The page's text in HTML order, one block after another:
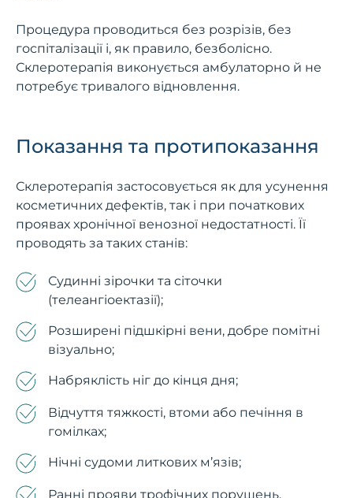
Процедура проводиться без розрізів, без
госпіталізації і, як правило, безболісно.
Склеротерапія виконується амбулаторно й не
потребує тривалого відновлення.
Показання та протипоказання
Склеротерапія застосовується як для усунення
косметичних дефектів, так і при початкових
проявах хронічної венозної недостатності. Її
проводять за таких станів:
Судинні зірочки та сіточки
(телеангіоектазії);
Розширені підшкірні вени, добре помітні
візуально;
Набряклість ніг до кінця дня;
Відчуття тяжкості, втоми або печіння в
гомілках;
Нічні судоми литкових м’язів;
Ранні прояви трофічних порушень.